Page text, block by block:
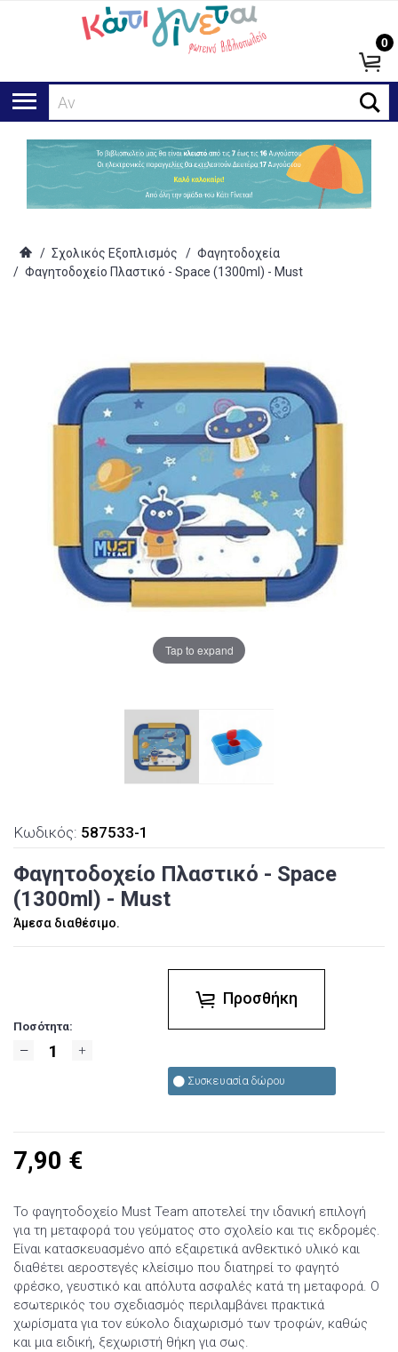
Αναζήτ
0
/ Σχολικός Εξοπλισμός / Φαγητοδοχεία
/ Φαγητοδοχείο Πλαστικό - Space (1300ml) - Must
Tap to expand
Κωδικός: 587533-1
Φαγητοδοχείο Πλαστικό - Space
(1300ml) - Must
Άμεσα διαθέσιμο.
Ποσότητα:
Προσθήκη
Συσκευασία δώρου
7,90 €
Το φαγητοδοχείο Must Team αποτελεί την ιδανική επιλογή
για τη μεταφορά του γεύματος στο σχολείο και τις εκδρομές.
Είναι κατασκευασμένο από εξαιρετικά ανθεκτικό υλικό και
διαθέτει αεροστεγές κλείσιμο που διατηρεί το φαγητό
φρέσκο, γευστικό και απόλυτα ασφαλές κατά τη μεταφορά. Ο
εσωτερικός του σχεδιασμός περιλαμβάνει πρακτικά
χωρίσματα για τον εύκολο διαχωρισμό των τροφών, καθώς
και μια ειδική, ξεχωριστή θήκη για σως.